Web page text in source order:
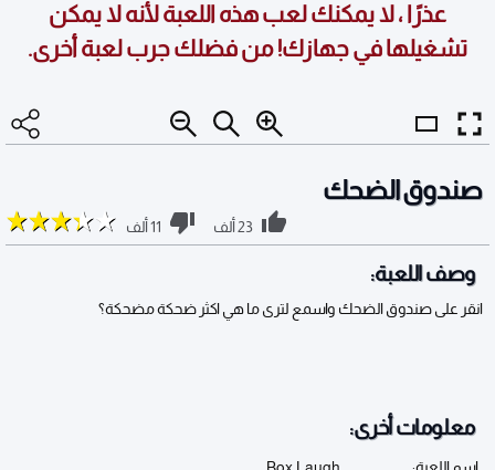
عذرًا ، لا يمكنك لعب هذه اللعبة لأنه لا يمكن
تشغيلها في جهازك! من فضلك جرب لعبة أخرى.
صندوق الضحك
23 ألف 11 ألف
وصف اللعبة:
انقر على صندوق الضحك واسمع لترى ما هي اكثر ضحكة مضحكة؟
معلومات أخرى: